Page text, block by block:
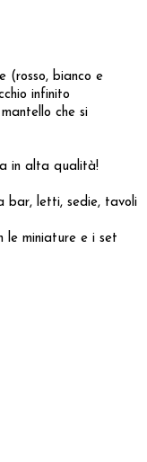
(rosso, bianco e
infinito
che si
in alta qualità!
bar, letti, sedie, tavoli
le miniature e i set